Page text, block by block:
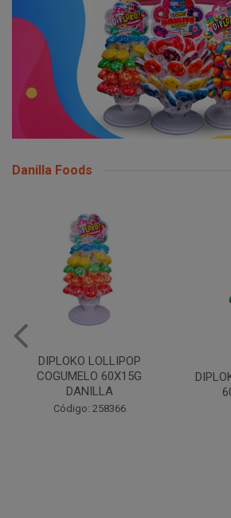
Danilla Foods
DIPLOKO LOLLIPOP MONST
60X15G DANILLA